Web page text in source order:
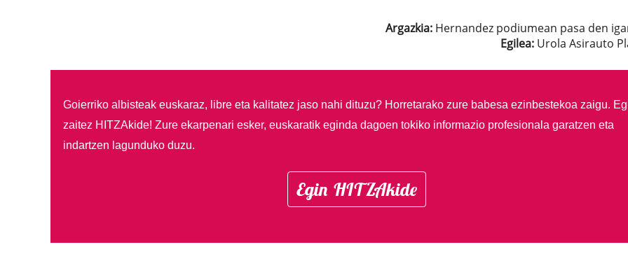
Argazkia:Hernandez podiumean pasa den
Egilea:Urola Asirauto
Goierriko albisteak euskaraz, libre eta kalitatez jaso nahi dituzu? Horretarako zure babesa ezinbestekoa zaigu.
zaitez HITZAkide! Zure ekarpenari esker, euskaratik eginda dagoen tokiko informazio profesionala garatzen eta
indartzen lagunduko duzu.
Egin HITZAkide